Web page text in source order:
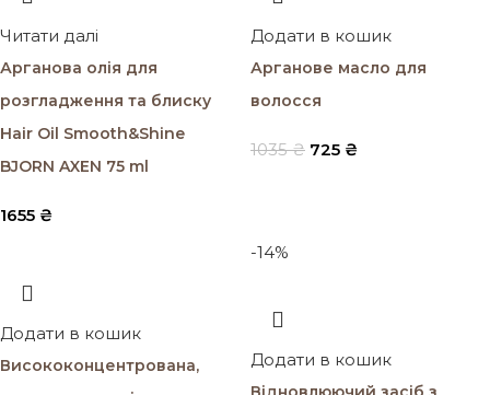
Читати далі
Арганова олія для
розгладження та блиску
Hair Oil Smooth&Shine
BJORN AXEN 75 ml
1655 ₴
Додати в кошик
Арганове масло для
волосся
1035₴ 725 ₴
Додати в кошик
Висококонцентрована,
-14%
Додати в кошик